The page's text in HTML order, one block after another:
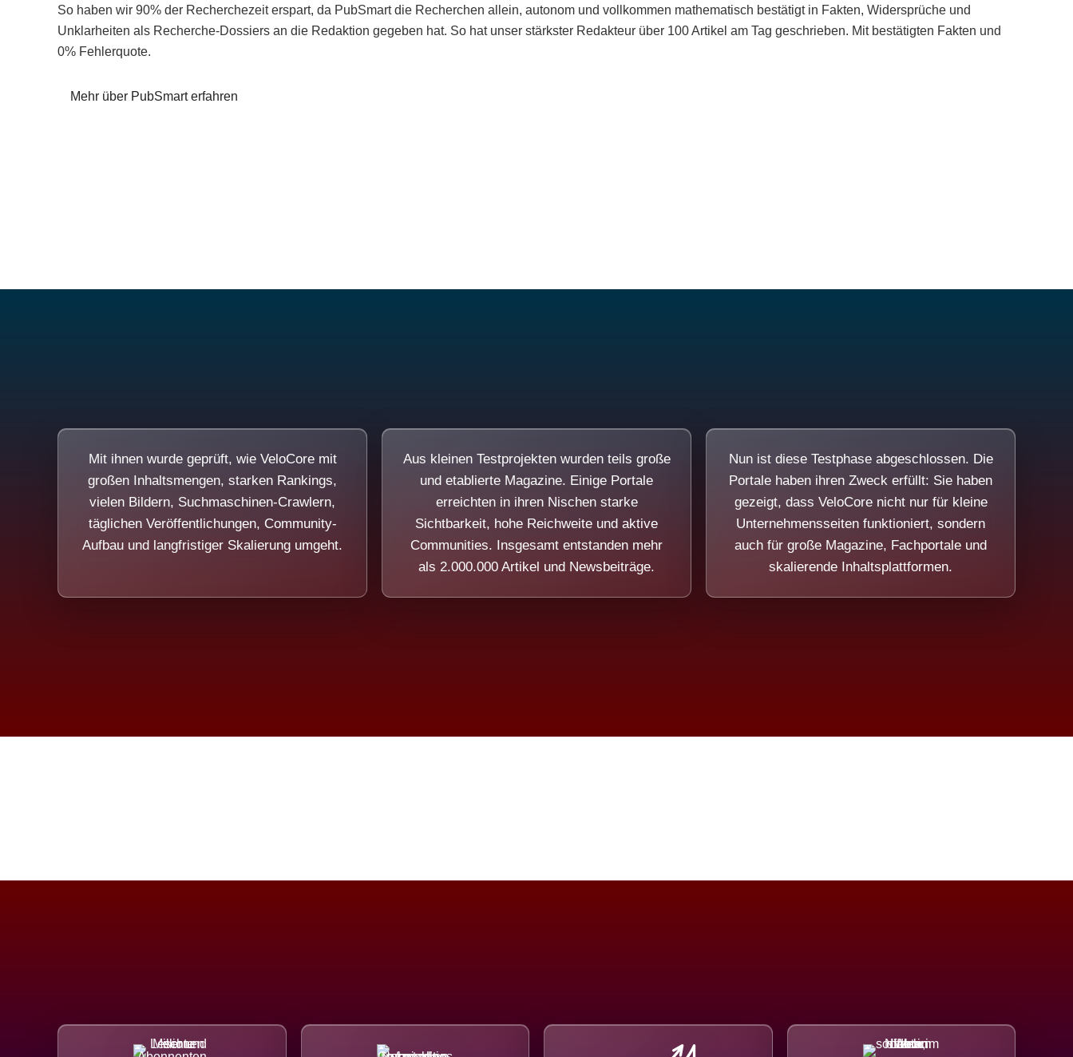
So haben wir 90% der Recherchezeit erspart, da PubSmart die Recherchen allein, autonom und vollkommen mathematisch bestätigt in Fakten, Widersprüche und
Unklarheiten als Recherche-Dossiers an die Redaktion gegeben hat. So hat unser stärkster Redakteur über 100 Artikel am Tag geschrieben. Mit bestätigten Fakten und
0% Fehlerquote.
Mehr über PubSmart erfahren
Mit ihnen wurde geprüft, wie VeloCore mit
großen Inhaltsmengen, starken Rankings,
vielen Bildern, Suchmaschinen-Crawlern,
täglichen Veröffentlichungen, Community-
Aufbau und langfristiger Skalierung umgeht.
Aus kleinen Testprojekten wurden teils große
und etablierte Magazine. Einige Portale
erreichten in ihren Nischen starke
Sichtbarkeit, hohe Reichweite und aktive
Communities. Insgesamt entstanden mehr
als 2.000.000 Artikel und Newsbeiträge.
Nun ist diese Testphase abgeschlossen. Die
Portale haben ihren Zweck erfüllt: Sie haben
gezeigt, dass VeloCore nicht nur für kleine
Unternehmensseiten funktioniert, sondern
auch für große Magazine, Fachportale und
skalierende Inhaltsplattformen.